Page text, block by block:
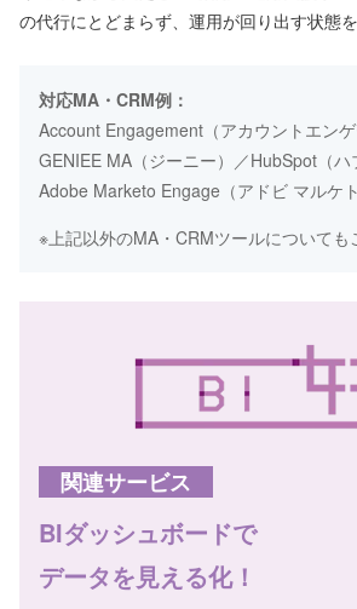
の代行にとどまらず、運用が回り出す状態
対応MA・CRM例：
Account Engagement（アカウントエン
GENIEE MA（ジーニー）／HubSpot（ハ
Adobe Marketo Engage（アドビ マルケ
※上記以外のMA・CRMツールについても
関連サービス
BIダッシュボードで
データを見える化！